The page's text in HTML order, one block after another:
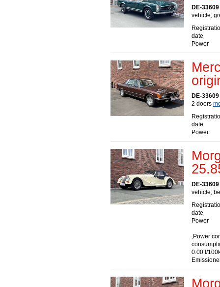
DE-
vehicle,
date
Power
DE-
2 doors
date
Power
DE-
vehicle,
date
Power
,Power
0.00 l/